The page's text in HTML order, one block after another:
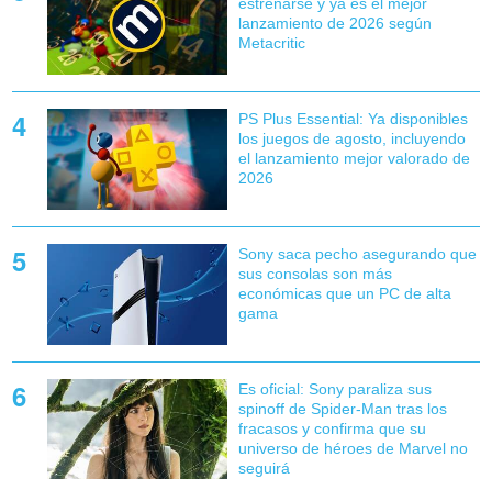
lanzamiento de 2026 según
Metacritic
PS Plus Essential: Ya disponibles
los juegos de agosto, incluyendo
el lanzamiento mejor valorado de
2026
Sony saca pecho asegurando que
sus consolas son más
económicas que un PC de alta
gama
Es oficial: Sony paraliza sus
spinoff de Spider-Man tras los
fracasos y confirma que su
universo de héroes de Marvel no
seguirá